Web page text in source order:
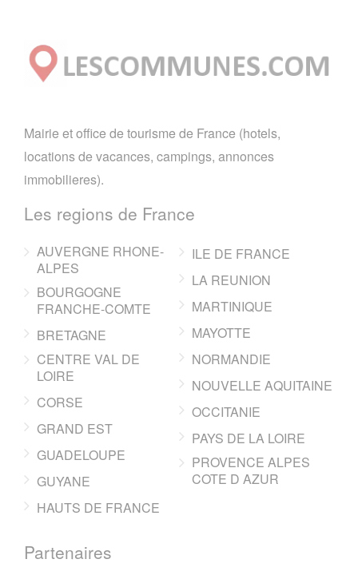
Mairie et office de tourisme de France (hotels,
locations de vacances, campings, annonces
immobilieres).
Les regions de France
AUVERGNE RHONE-
ALPES
BOURGOGNE
FRANCHE-COMTE
BRETAGNE
CENTRE VAL DE
LOIRE
CORSE
GRAND EST
GUADELOUPE
GUYANE
HAUTS DE FRANCE
ILE DE FRANCE
LA REUNION
MARTINIQUE
MAYOTTE
NORMANDIE
NOUVELLE AQUITAINE
OCCITANIE
PAYS DE LA LOIRE
PROVENCE ALPES
COTE D AZUR
Partenaires